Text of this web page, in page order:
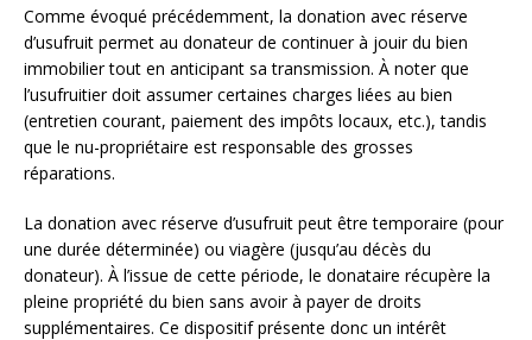
Comme évoqué précédemment, la donation avec réserve
d’usufruit permet au donateur de continuer à jouir du bien
immobilier tout en anticipant sa transmission. À noter que
l’usufruitier doit assumer certaines charges liées au bien
(entretien courant, paiement des impôts locaux, etc.), tandis
que le nu-propriétaire est responsable des grosses
réparations.
La donation avec réserve d’usufruit peut être temporaire (pour
une durée déterminée) ou viagère (jusqu’au décès du
donateur). À l’issue de cette période, le donataire récupère la
pleine propriété du bien sans avoir à payer de droits
supplémentaires. Ce dispositif présente donc un intérêt